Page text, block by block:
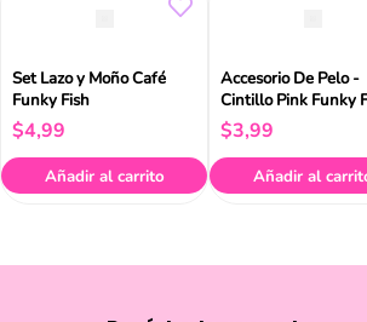
Set Lazo y Moño Café
Funky Fish
$4,99
Añadir al carrito
Accesorio De Pelo -
Cintillo Pink Funky
$3,99
Añadir al